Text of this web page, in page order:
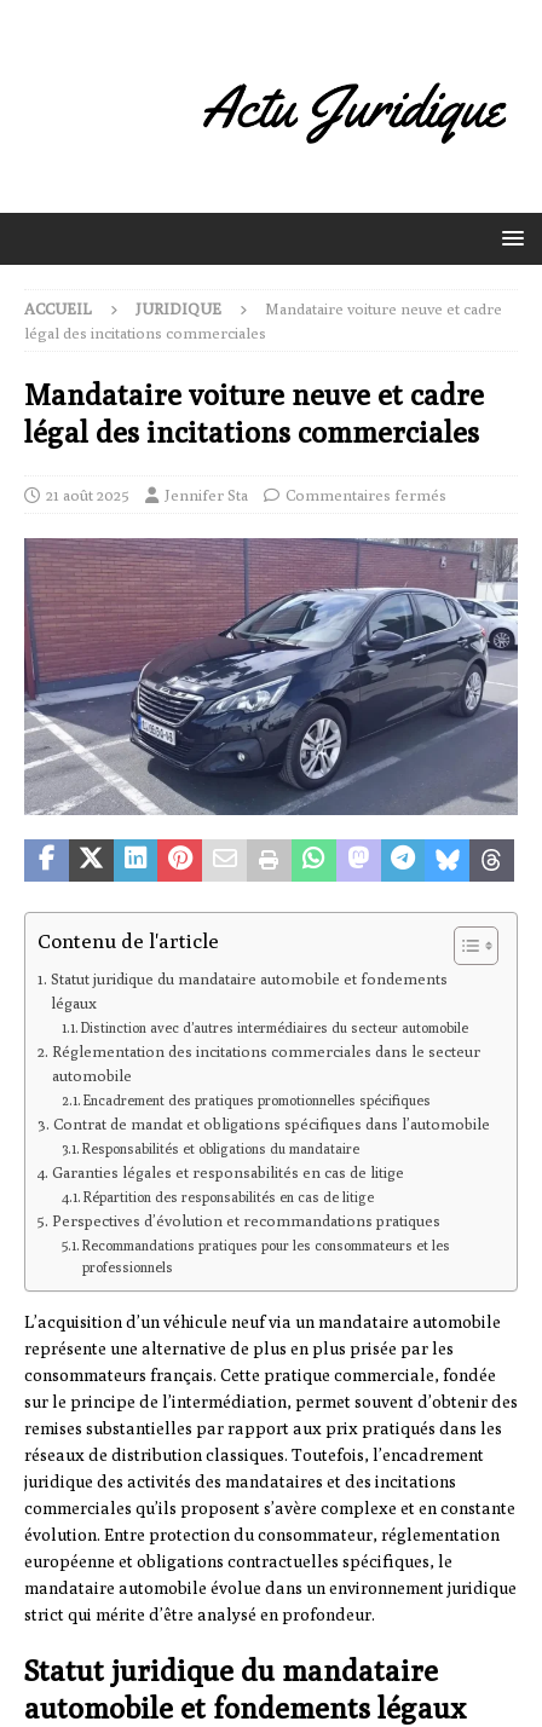
ACCUEIL JURIDIQUE
Mandataire voiture neuve et cadre
légal des incitations commerciales
Mandataire voiture neuve et cadre
légal des incitations commerciales
21 août 2025 Jennifer Sta Commentaires fermés
Contenu de l'article
Statut juridique du mandataire automobile et fondements
légaux
Distinction avec d’autres intermédiaires du secteur automobile
Réglementation des incitations commerciales dans le secteur
automobile
Encadrement des pratiques promotionnelles spécifiques
Contrat de mandat et obligations spécifiques dans l’automobile
Responsabilités et obligations du mandataire
Garanties légales et responsabilités en cas de litige
Répartition des responsabilités en cas de litige
Perspectives d’évolution et recommandations pratiques
Recommandations pratiques pour les consommateurs et les
professionnels
L’acquisition d’un véhicule neuf via un mandataire automobile
représente une alternative de plus en plus prisée par les
consommateurs français. Cette pratique commerciale, fondée
sur le principe de l’intermédiation, permet souvent d’obtenir des
remises substantielles par rapport aux prix pratiqués dans les
réseaux de distribution classiques. Toutefois, l’encadrement
juridique des activités des mandataires et des incitations
commerciales qu’ils proposent s’avère complexe et en constante
évolution. Entre protection du consommateur, réglementation
européenne et obligations contractuelles spécifiques, le
mandataire automobile évolue dans un environnement juridique
strict qui mérite d’être analysé en profondeur.
Statut juridique du mandataire
automobile et fondements légaux